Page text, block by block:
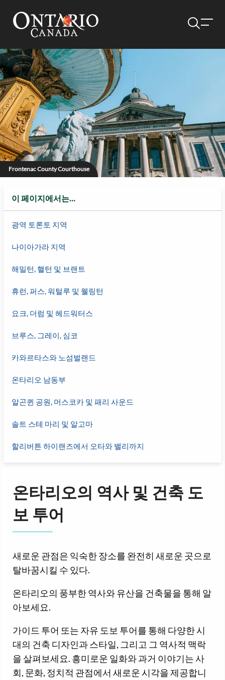
Frontenac County Courthouse
이 페이지에서는…
광역 토론토 지역
나이아가라 지역
해밀턴, 핼턴 및 브랜트
휴런, 퍼스, 워털루 및 웰링턴
요크, 더럼 및 헤드워터스
브루스, 그레이, 심코
카와르타스와 노섬벌랜드
온타리오 남동부
알곤퀸 공원, 머스코카 및 패리 사운드
솔트 스테 마리 및 알고마
할리버튼 하이랜즈에서 오타와 밸리까지
온타리오의 역사 및 건축 도
보 투어
새로운 관점은 익숙한 장소를 완전히 새로운 곳으로
탈바꿈시킬 수 있다.
온타리오의 풍부한 역사와 유산을 건축물을 통해 알
아보세요.
가이드 투어 또는 자유 도보 투어를 통해 다양한 시
대의 건축 디자인과 스타일, 그리고 그 역사적 맥락
을 살펴보세요. 흥미로운 일화와 과거 이야기는 사
회, 문화, 정치적 관점에서 새로운 시각을 제공합니